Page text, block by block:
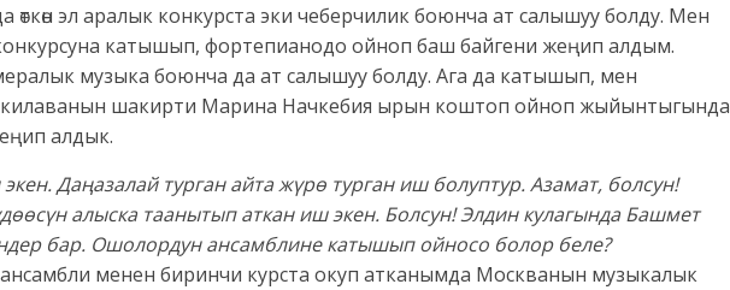
өткөн эл аралык конкурста эки чеберчилик боюнча ат салышуу болду. Мен
катышып, фортепианодо ойноп баш байгени жеңип алдым.
музыка боюнча да ат салышуу болду. Ага да катышып, мен
шакирти Марина Начкебия ырын коштоп ойноп жыйынтыгында
алдык.
Даңазалай турган айта жүрө турган иш болуптур. Азамат, болсун!
алыска таанытып аткан иш экен. Болсун! Элдин кулагында Башмет
бар. Ошолордун ансамблине катышып ойносо болор беле?
менен биринчи курста окуп атканымда Москванын музыкалык